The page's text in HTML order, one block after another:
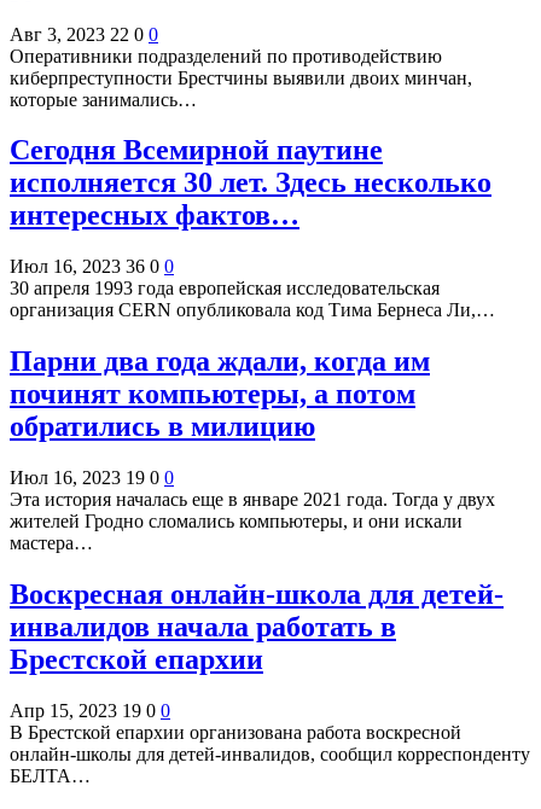
Авг 3, 2023 22 0 0
Оперативники подразделений по противодействию
киберпреступности Брестчины выявили двоих минчан,
которые занимались…
Сегодня Всемирной паутине
исполняется 30 лет. Здесь несколько
интересных фактов…
Июл 16, 2023 36 0 0
30 апреля 1993 года европейская исследовательская
организация CERN опубликовала код Тима Бернеса Ли,…
Парни два года ждали, когда им
починят компьютеры, а потом
обратились в милицию
Июл 16, 2023 19 0 0
Эта история началась еще в январе 2021 года. Тогда у двух
жителей Гродно сломались компьютеры, и они искали
мастера…
Воскресная онлайн-школа для детей-
инвалидов начала работать в
Брестской епархии
Апр 15, 2023 19 0 0
В Брестской епархии организована работа воскресной
онлайн-школы для детей-инвалидов, сообщил корреспонденту
БЕЛТА…